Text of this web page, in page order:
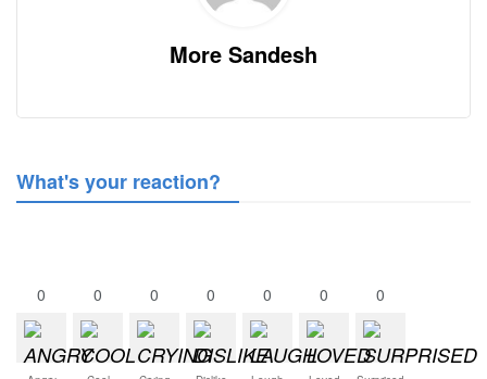
More Sandesh
What's your reaction?
0 0 0 0 0 0 0